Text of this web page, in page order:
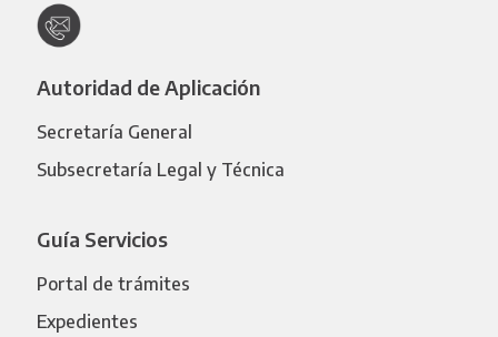
Autoridad de Aplicación
Secretaría General
Subsecretaría Legal y Técnica
Guía Servicios
Portal de trámites
Expedientes